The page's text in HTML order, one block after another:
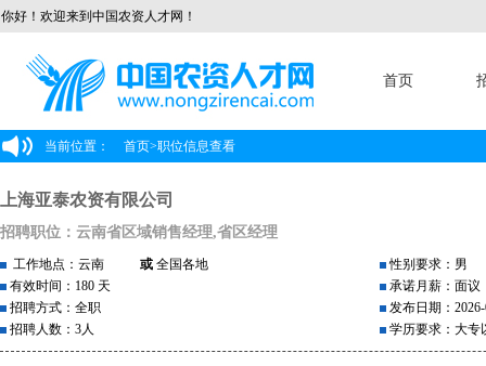
你好！欢迎来到中国农资人才网！
首页
当前位置： 首页>职位信息查看
上海亚泰农资有限公司
招聘职位：云南省区域销售经理,省区经理
工作地点：云南 或 全国各地
有效时间：180 天
招聘方式：全职
招聘人数：3人
性别要求：男
承诺月薪：面议
发布日期：
学历要求：大专